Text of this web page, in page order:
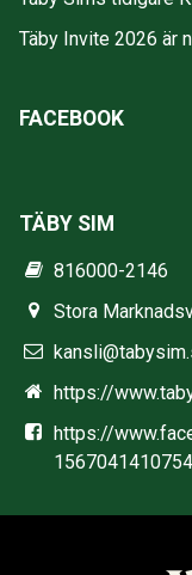
Täby Invite 2026 är
FACEBOOK
TÄBY SIM
816000-2146
Stora
https://
https://